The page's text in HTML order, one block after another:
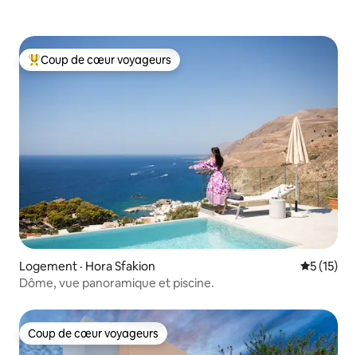
Coup de cœur voyageurs parmi les plus aimés
Coup de cœur voyageurs
Logement · Hora Sfakion Note
5 (15)
Dôme, vue panoramique et piscine.
Coup de cœur voyageurs
Coup de cœur voyageurs